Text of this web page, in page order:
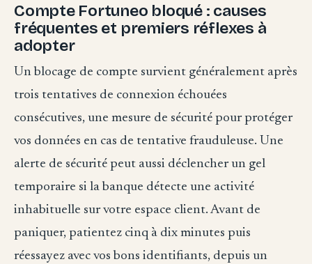
Compte Fortuneo bloqué : causes
fréquentes et premiers réflexes à
adopter
Un blocage de compte survient généralement après
trois tentatives de connexion échouées
consécutives, une mesure de sécurité pour protéger
vos données en cas de tentative frauduleuse. Une
alerte de sécurité peut aussi déclencher un gel
temporaire si la banque détecte une activité
inhabituelle sur votre espace client. Avant de
paniquer, patientez cinq à dix minutes puis
réessayez avec vos bons identifiants, depuis un